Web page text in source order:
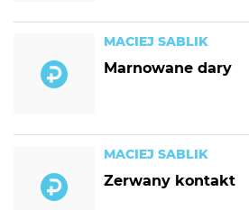
MACIEJ SABLIK
Marnowane dary
MACIEJ SABLIK
Zerwany kontakt